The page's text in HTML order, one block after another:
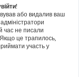
або видалив ваш
час не писали
це трапилось,
участь у